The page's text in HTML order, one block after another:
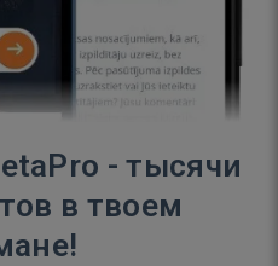
- тысячи
в твоем